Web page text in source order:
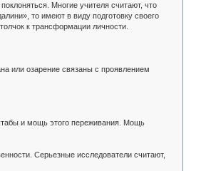
Многие учителя считают, что
то имеют в виду подготовку своего
к трансформации личности.
или озарение связаны с проявлением
и мощь этого переживания. Мощь
Серьезные исследователи считают,